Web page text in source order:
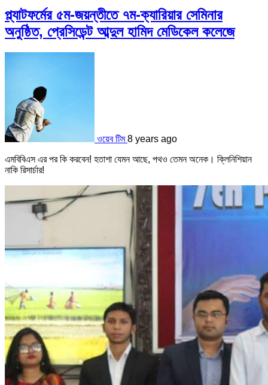
প্ল্যাটফর্মের ৫ম-জয়ন্তীতে ৭ম-ক্যারিয়ার সেমিনার
অনুষ্ঠিত, প্রেসিডেন্ট আব্দুল হামিদ মেডিকেল কলেজে
ওয়েব টিম 8 years ago
এমবিবিএস এর পর কি করবেন! হতাশা যেমন আছে, পথও তেমন অনেক। ক্লিনিশিয়ান
নাকি রিসার্চার!